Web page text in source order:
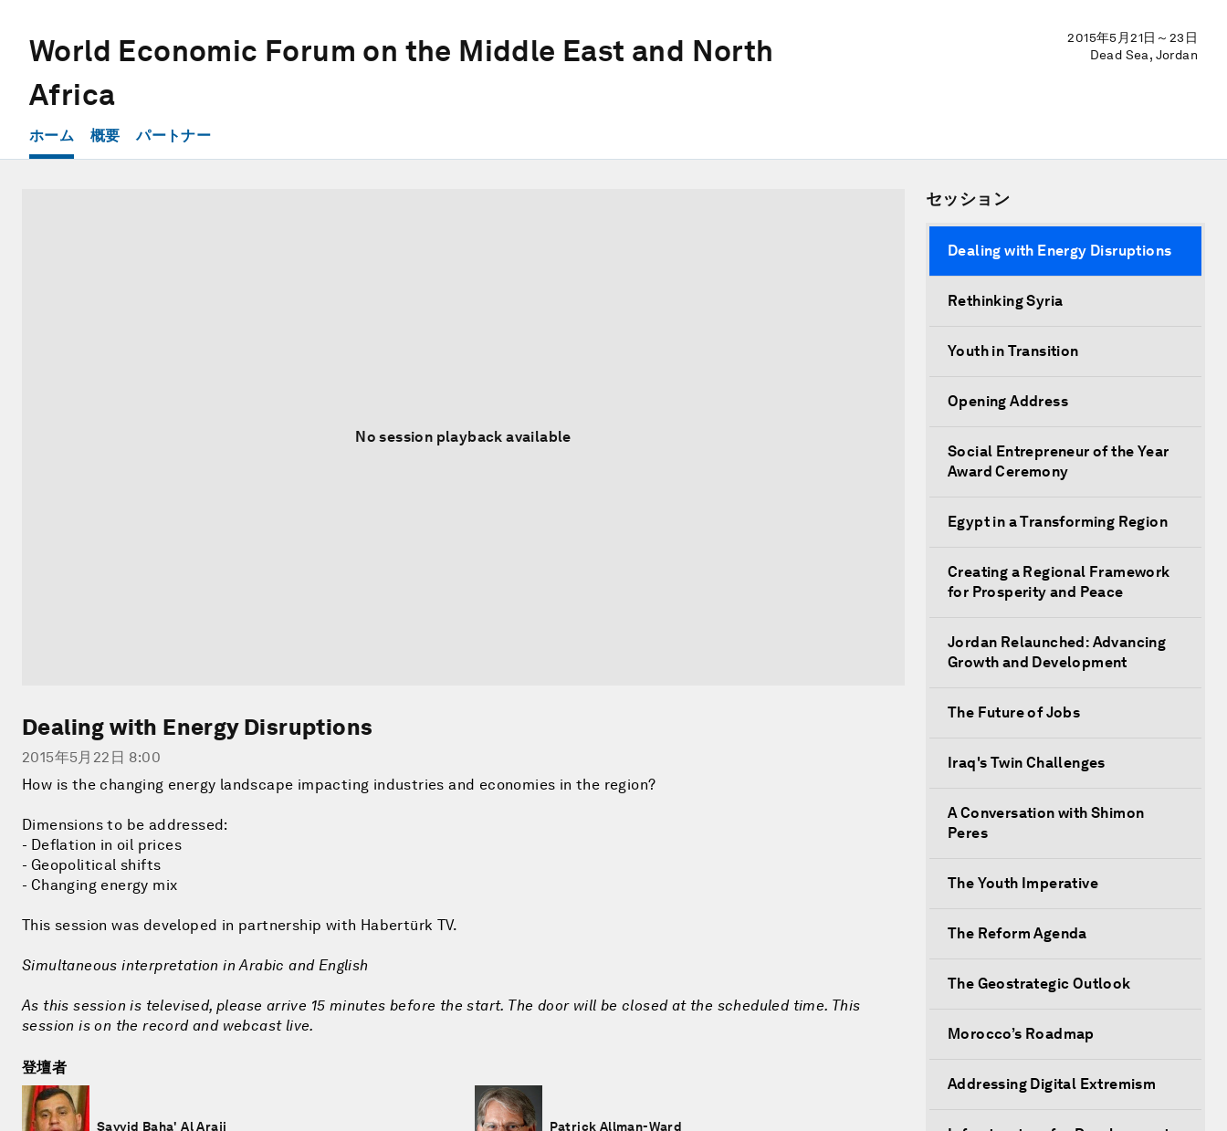
World Economic Forum on the Middle East and North
Africa
2015年5月21日～23日
Dead Sea, Jordan
ホーム 概要 パートナー
No session playback available
Dealing with Energy Disruptions
2015年5月22日 8:00
How is the changing energy landscape impacting industries and economies in the region?
Dimensions to be addressed:
- Deflation in oil prices
- Geopolitical shifts
- Changing energy mix
This session was developed in partnership with Habertürk TV.
Simultaneous interpretation in Arabic and English
As this session is televised, please arrive 15 minutes before the start. The door will be closed at the scheduled time. This
session is on the record and webcast live.
登壇者
Sayyid Baha' Al Araji Patrick Allman-Ward
セッション
Dealing with Energy Disruptions
Rethinking Syria
Youth in Transition
Opening Address
Social Entrepreneur of the Year
Award Ceremony
Egypt in a Transforming Region
Creating a Regional Framework
for Prosperity and Peace
Jordan Relaunched: Advancing
Growth and Development
The Future of Jobs
Iraq's Twin Challenges
A Conversation with Shimon
Peres
The Youth Imperative
The Reform Agenda
The Geostrategic Outlook
Morocco’s Roadmap
Addressing Digital Extremism